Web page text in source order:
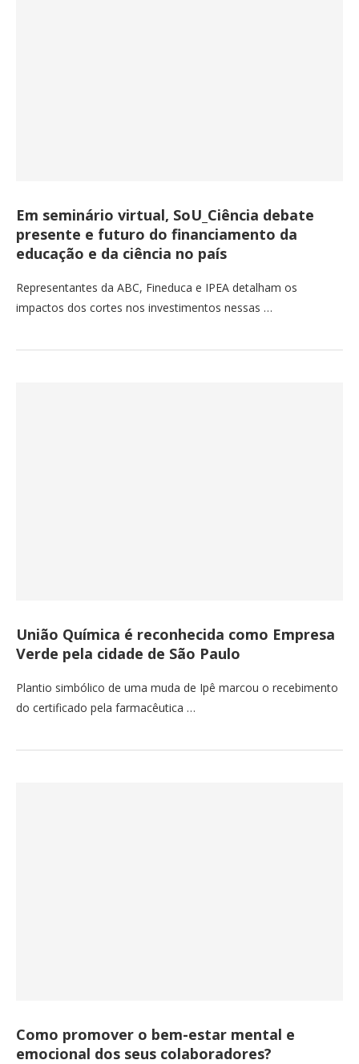
Em seminário virtual, SoU_Ciência debate
presente e futuro do financiamento da
educação e da ciência no país
Representantes da ABC, Fineduca e IPEA detalham os
impactos dos cortes nos investimentos nessas …
União Química é reconhecida como Empresa
Verde pela cidade de São Paulo
Plantio simbólico de uma muda de Ipê marcou o recebimento
do certificado pela farmacêutica …
Como promover o bem-estar mental e
emocional dos seus colaboradores?